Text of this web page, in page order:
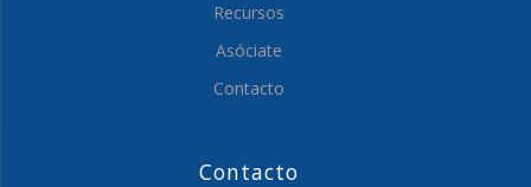
Recursos
Asóciate
Contacto
Contacto